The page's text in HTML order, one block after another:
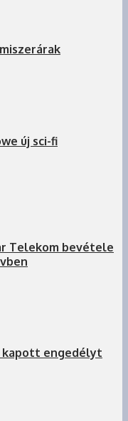
új sci-fi
Telekom bevétele
kapott engedélyt